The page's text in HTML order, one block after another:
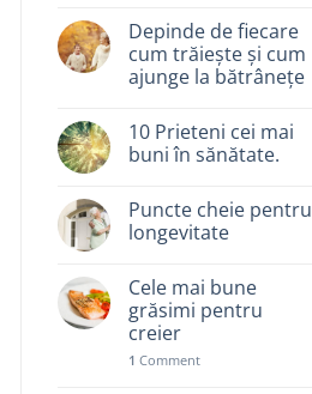
Depinde de fiecare
cum trăiește și cum
ajunge la bătrânețe
10 Prieteni cei mai
buni în sănătate.
Puncte cheie pentru
longevitate
Cele mai bune
grăsimi pentru
creier
1 Comment